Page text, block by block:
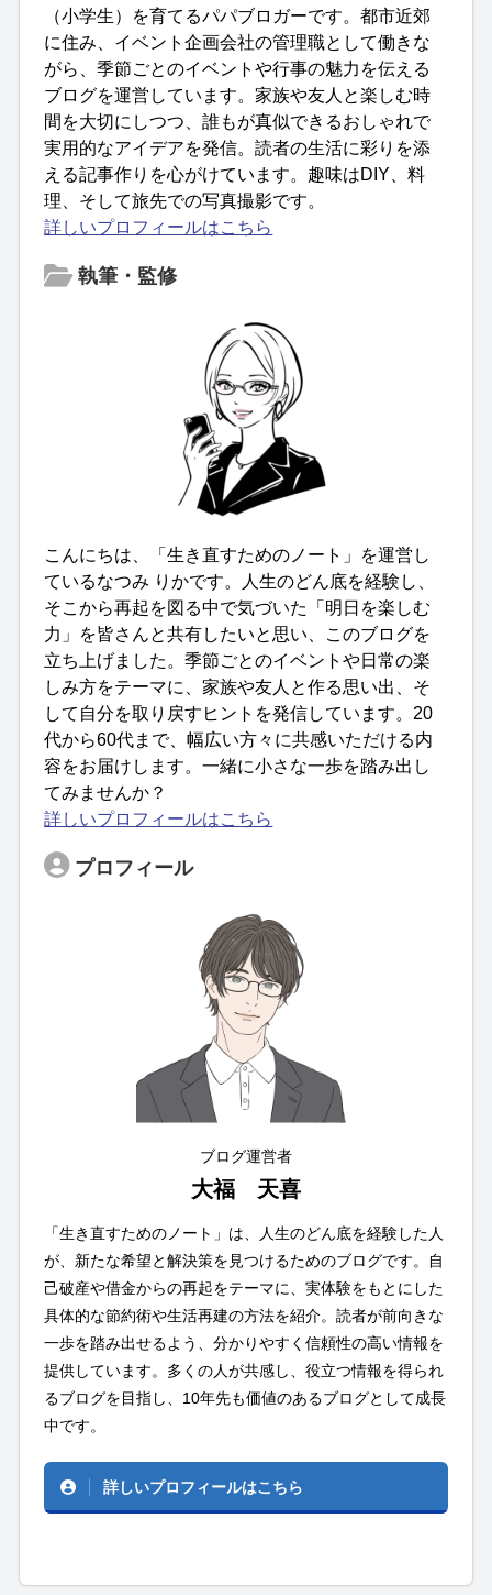
（小学生）を育てるパパブロガーです。都市近郊
に住み、イベント企画会社の管理職として働きな
がら、季節ごとのイベントや行事の魅力を伝える
ブログを運営しています。家族や友人と楽しむ時
間を大切にしつつ、誰もが真似できるおしゃれで
実用的なアイデアを発信。読者の生活に彩りを添
える記事作りを心がけています。趣味はDIY、料
理、そして旅先での写真撮影です。
詳しいプロフィールはこちら
執筆・監修
こんにちは、「生き直すためのノート」を運営し
ているなつみ りかです。人生のどん底を経験し、
そこから再起を図る中で気づいた「明日を楽しむ
力」を皆さんと共有したいと思い、このブログを
立ち上げました。季節ごとのイベントや日常の楽
しみ方をテーマに、家族や友人と作る思い出、そ
して自分を取り戻すヒントを発信しています。20
代から60代まで、幅広い方々に共感いただける内
容をお届けします。一緒に小さな一歩を踏み出し
てみませんか？
詳しいプロフィールはこちら
プロフィール
ブログ運営者
大福 天喜
「生き直すためのノート」は、人生のどん底を経験した人
が、新たな希望と解決策を見つけるためのブログです。自
己破産や借金からの再起をテーマに、実体験をもとにした
具体的な節約術や生活再建の方法を紹介。読者が前向きな
一歩を踏み出せるよう、分かりやすく信頼性の高い情報を
提供しています。多くの人が共感し、役立つ情報を得られ
るブログを目指し、10年先も価値のあるブログとして成長
中です。
詳しいプロフィールはこちら